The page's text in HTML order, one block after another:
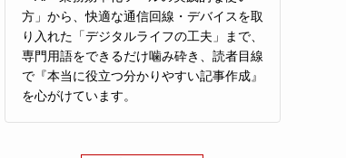
方」から、快適な通信回線・デバイスを取
り入れた「デジタルライフの工夫」まで、
専門用語をできるだけ噛み砕き、読者目線
で『本当に役立つ分かりやすい記事作成』
を心がけています。